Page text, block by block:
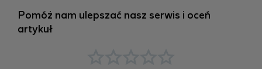
Pomóż nam ulepszać nasz serwis i oceń
artykuł